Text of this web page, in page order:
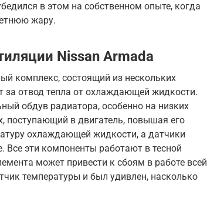
в этом на собственном опыте, когда
жару.
Nissan Armada
комплекс, состоящий из нескольких
за отвод тепла от охлаждающей жидкости.
обдув радиатора, особенно на низких
поступающий в двигатель, повышая его
охлаждающей жидкости, а датчики
Все эти компоненты работают в тесной
может привести к сбоям в работе всей
температуры и был удивлен, насколько